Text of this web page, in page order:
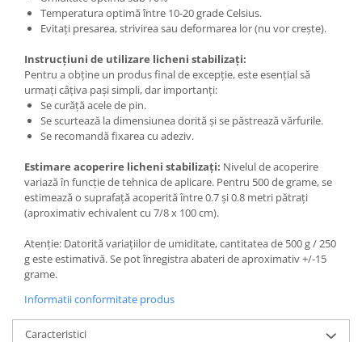
Temperatura optimă între 10-20 grade Celsius.
Evitați presarea, strivirea sau deformarea lor (nu vor crește).
Instrucțiuni de utilizare licheni stabilizați:
Pentru a obține un produs final de excepție, este esențial să
urmați câțiva pași simpli, dar importanți:
Se curăță acele de pin.
Se scurtează la dimensiunea dorită și se păstrează vărfurile.
Se recomandă fixarea cu adeziv.
Estimare acoperire licheni stabilizați: Nivelul de acoperire
variază în funcție de tehnica de aplicare. Pentru 500 de grame, se
estimează o suprafață acoperită între 0.7 și 0.8 metri pătrați
(aproximativ echivalent cu 7/8 x 100 cm).
Atenție: Datorită variațiilor de umiditate, cantitatea de 500 g / 250
g este estimativă. Se pot înregistra abateri de aproximativ +/-15
grame.
Informatii conformitate produs
Caracteristici